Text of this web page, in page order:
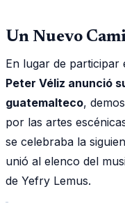
Un Nuevo
En lugar de participar
Peter Véliz anunció
guatemalteco,
por las artes
se celebraba la
unió al elenco del
de Yefry Lemus.